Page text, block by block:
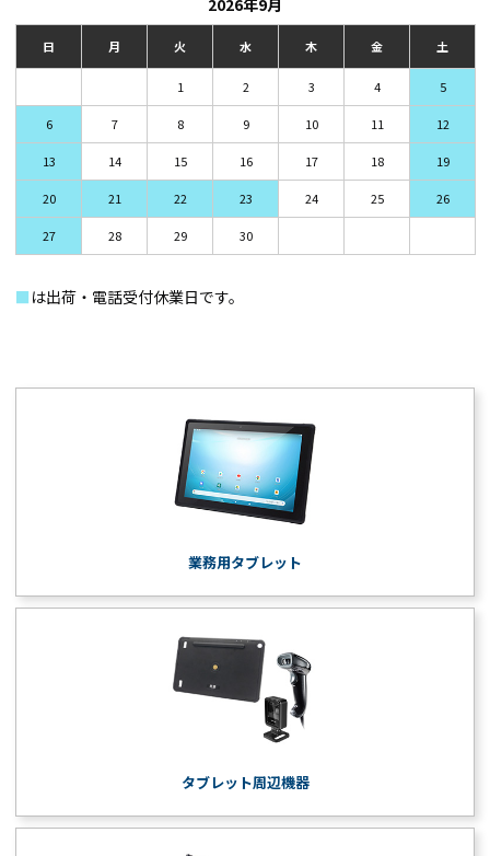
日 月 火 水 木 金 土
1 2 3 4 5
6 7 8 9 10 11 12
13 14 15 16 17 18 19
20 21 22 23 24 25 26
27 28 29 30
■ は出荷・電話受付休業日です。
業務用タブレット
タブレット周辺機器